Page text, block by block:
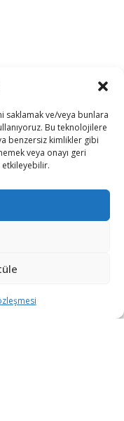
saklamak ve/veya bunlara
Bu teknolojilere
benzersiz kimlikler gibi
veya onayı geri